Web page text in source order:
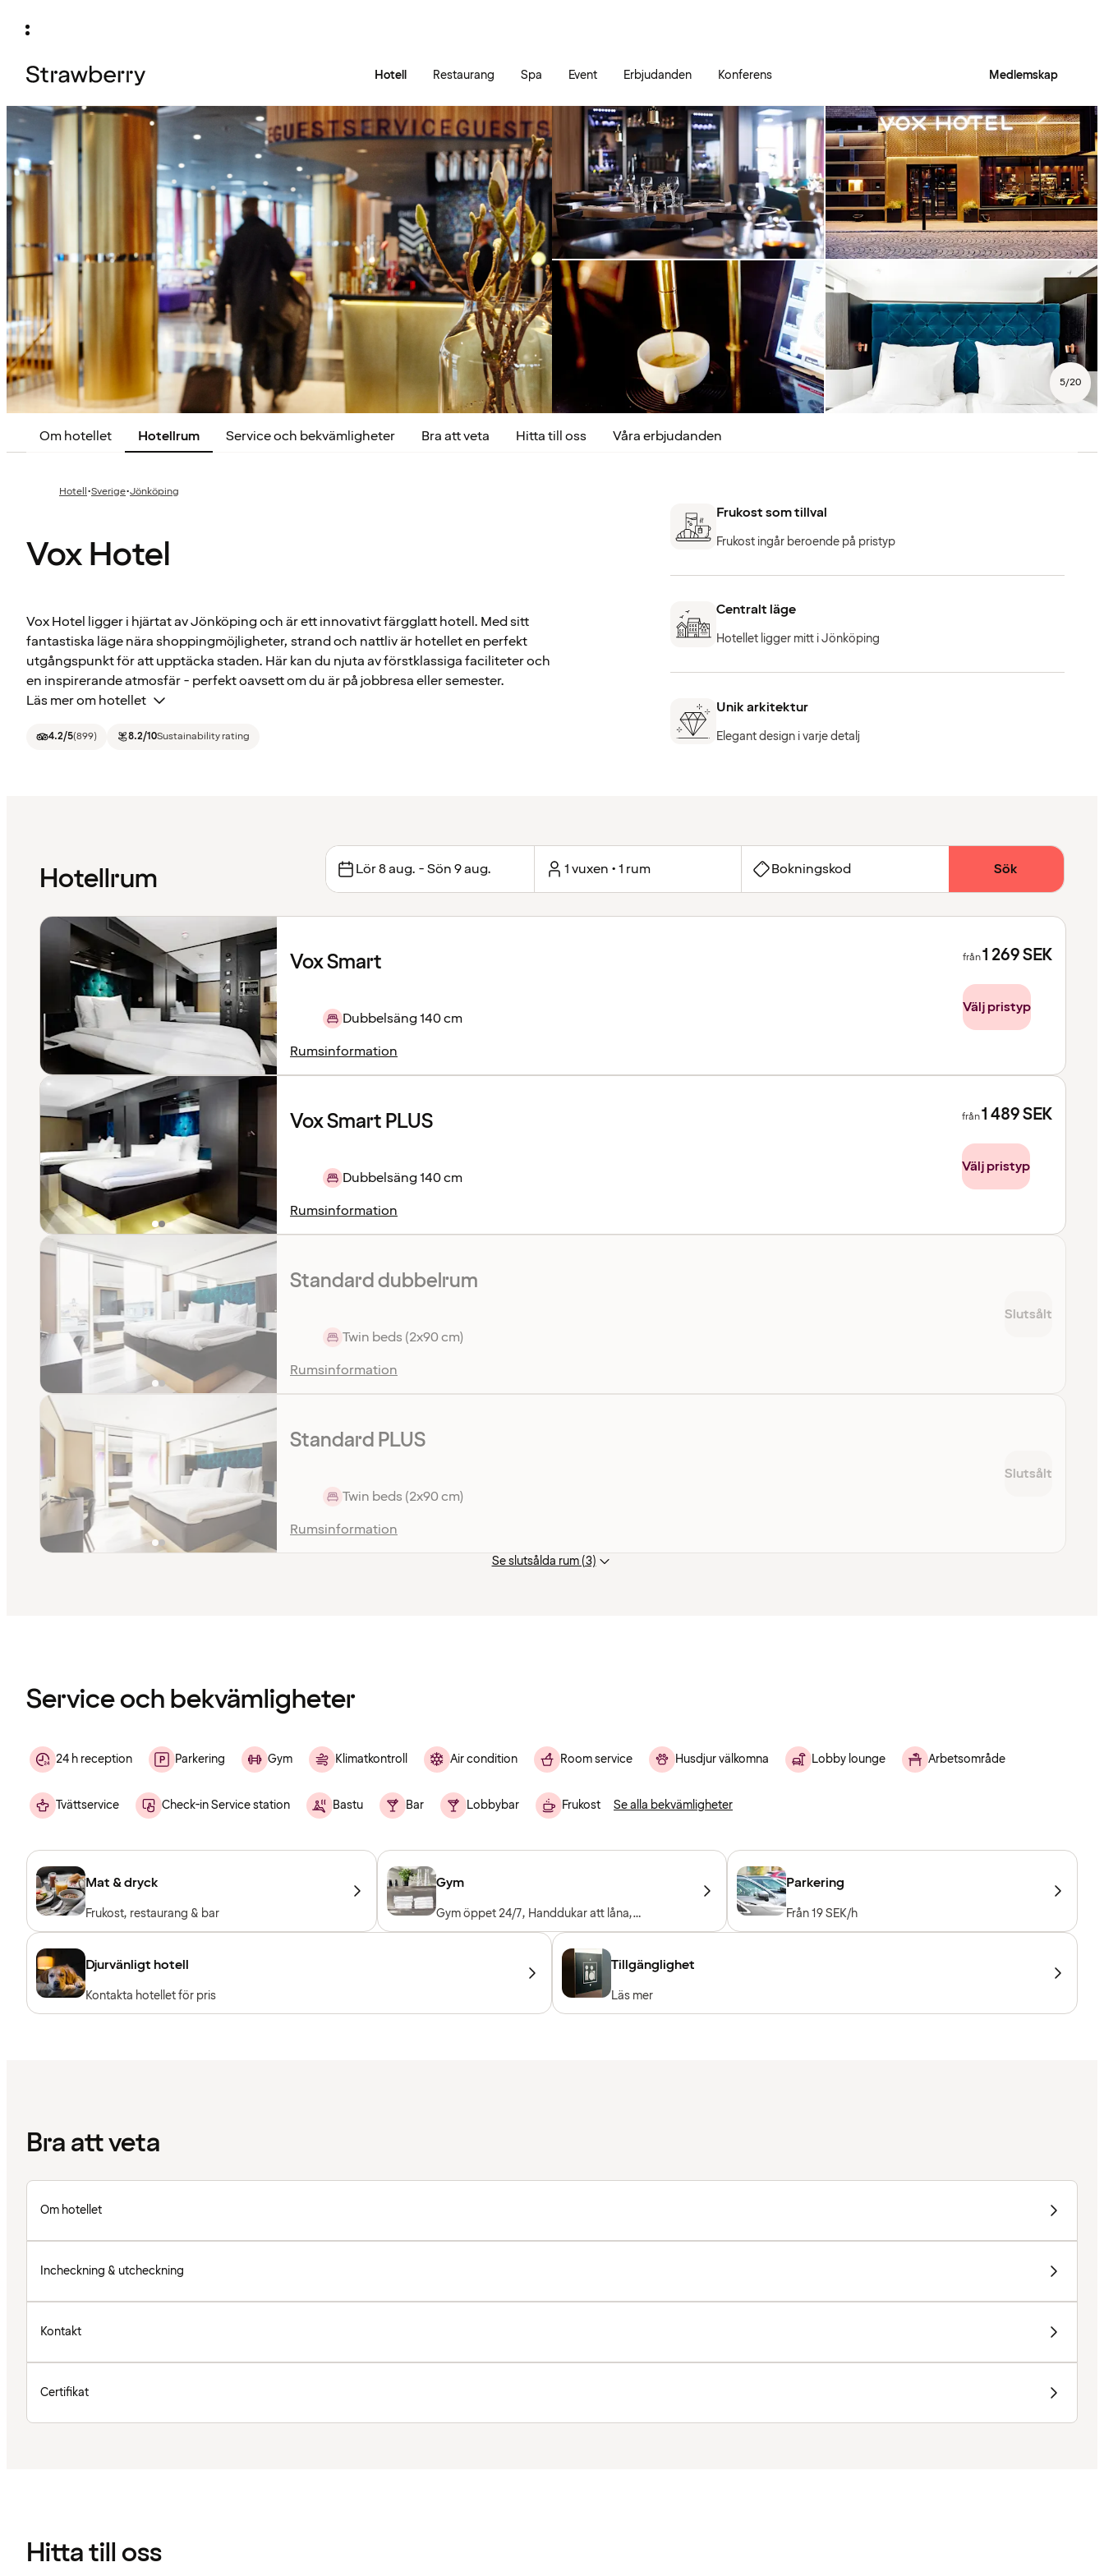
Hotell Restaurang Spa Event Erbjudanden Konferens Medlemskap
5/20
Om hotellet Hotellrum Service och bekvämligheter Bra att veta Hitta till oss Våra erbjudanden
Hotell·Sverige·Jönköping
Vox Hotel
Vox Hotel ligger i hjärtat av Jönköping och är ett innovativt färgglatt hotell. Med sitt
fantastiska läge nära shoppingmöjligheter, strand och nattliv är hotellet en perfekt
utgångspunkt för att upptäcka staden. Här kan du njuta av förstklassiga faciliteter och
en inspirerande atmosfär - perfekt oavsett om du är på jobbresa eller semester.
Läs mer om hotellet
4.2/5(899) 8.2/10Sustainability rating
Frukost som tillval
Frukost ingår beroende på pristyp
Centralt läge
Hotellet ligger mitt i Jönköping
Unik arkitektur
Elegant design i varje detalj
Hotellrum Lör 8 aug. - Sön 9 aug. 1 vuxen • 1 rum Bokningskod Sök
Vox Smart
Dubbelsäng 140 cm
Rumsinformation
från1 269SEK
Välj pristyp
Vox Smart PLUS
Dubbelsäng 140 cm
Rumsinformation
från1 489SEK
Välj pristyp
Standard dubbelrum
Twin beds (2x90 cm)
Rumsinformation
Slutsålt
Standard PLUS
Twin beds (2x90 cm)
Rumsinformation
Slutsålt
Se slutsålda rum (3)
Service och bekvämligheter
24 h reception Parkering Gym Klimatkontroll Air condition Room service Husdjur välkomna Lobby lounge Arbetsområde
Tvättservice Check-in Service station Bastu Bar Lobbybar Frukost Se alla bekvämligheter
Mat & dryck
Frukost, restaurang & bar
Gym
Gym öppet 24/7, Handdukar att låna,
Träningsmaskiner, Konditionsmaskiner, Fria
vikter, Entré ingår för hotellgäster
Parkering
Från 19 SEK/h
Djurvänligt hotell
Kontakta hotellet för pris
Tillgänglighet
Läs mer
Bra att veta
Om hotellet
Incheckning & utcheckning
Kontakt
Certifikat
Hitta till oss